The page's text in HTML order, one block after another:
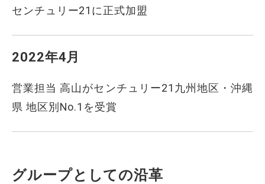
センチュリー21に正式加盟
2022年4月
営業担当 高山がセンチュリー21九州地区・沖縄
県 地区別No.1を受賞
グループとしての沿革